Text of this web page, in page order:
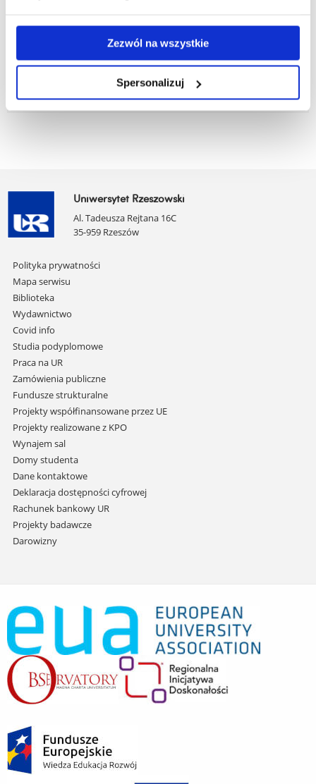
Zezwól na wszystkie
Spersonalizuj
Język niemiecki dla studentów
Uniwersytet Rzeszowski
Al. Tadeusza Rejtana 16C
35-959 Rzeszów
Pomiń
nawigację
i
przejdź
do
treści
Polityka prywatności
Mapa serwisu
Biblioteka
Wydawnictwo
Covid info
Studia podyplomowe
Praca na UR
Zamówienia publiczne
Fundusze strukturalne
Projekty współfinansowane przez UE
Projekty realizowane z KPO
Wynajem sal
Domy studenta
Dane kontaktowe
Deklaracja dostępności cyfrowej
Rachunek bankowy UR
Projekty badawcze
Darowizny